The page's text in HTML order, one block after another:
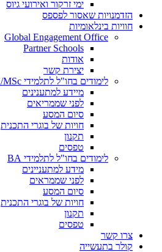
ימי זרקור ואירועי גיוס
הזדמנויות שאסור לפספס
חוויות בינלאומיות
Global Engagement Office
Partner Schools
אודות
יצירת קשר
לימודים בחו"ל לתלמידי MBA/MSc
מיידע למתענינים
לפני שממריאים
סיום המסע
חויות של בוגרי התכנית
תקנון
טפסים
לימודים בחו"ל לתלמידי BA
מידע למתעניינים
לפני שממראים
סיום המסע
חויות של בוגרי התכנית
תקנון
טפסים
צרו קשר
קולר בתעשייה